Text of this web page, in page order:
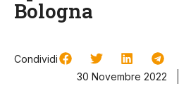
Bologna
Condividi
30 Novembre 2022